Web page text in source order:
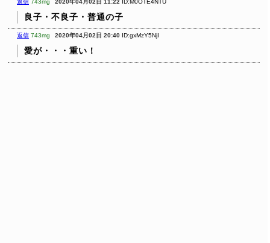
返信 743mg 2020年04月02日 11:22 ID:M0OTE4NTU
良子・不良子・普通の子
返信 743mg 2020年04月02日 20:40 ID:gxMzY5NjI
愛が・・・重い！